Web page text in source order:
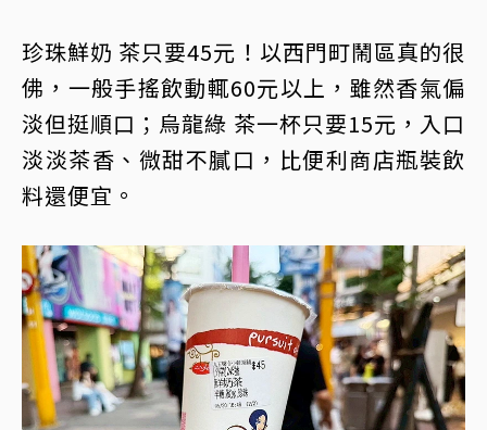
珍珠鮮奶 茶只要45元！以西門町鬧區真的很
佛，一般手搖飲動輒60元以上，雖然香氣偏
淡但挺順口；烏龍綠 茶一杯只要15元，入口
淡淡茶香、微甜不膩口，比便利商店瓶裝飲
料還便宜。